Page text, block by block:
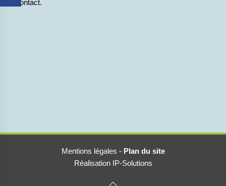
de contact.
Mentions légales - Plan du site
Réalisation IP-Solutions